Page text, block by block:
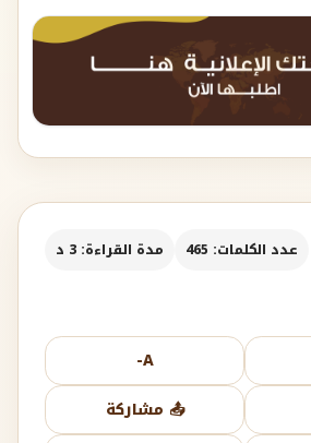
عدد الكلمات: 465 مدة القراءة: 3 د
A-
📤 مشاركة